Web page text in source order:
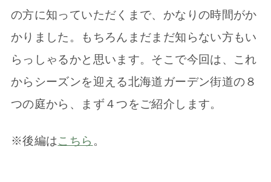
の方に知っていただくまで、かなりの時間がか
かりました。もちろんまだまだ知らない方もい
らっしゃるかと思います。そこで今回は、これ
からシーズンを迎える北海道ガーデン街道の８
つの庭から、まず４つをご紹介します。
※後編はこちら 。